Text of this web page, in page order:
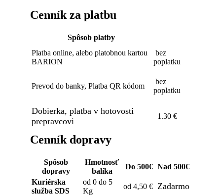
Cenník za platbu
Spôsob platby
Platba online, alebo platobnou kartou
BARION
bez
poplatku
Prevod do banky, Platba QR kódom
bez
poplatku
Dobierka, platba v hotovosti
prepravcovi
1.30 €
Cenník dopravy
Spôsob
dopravy
Hmotnosť
balíka
Do 500€ Nad 500€
Kuriérska
služba SDS
od 0 do 5
Kg
od 4,50 € Zadarmo